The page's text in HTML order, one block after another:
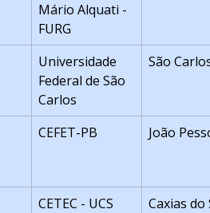
Mário Alquati -
FURG
Universidade
Federal de São
Carlos
São
CEFET-PB João
CETEC - UCS Caxias do